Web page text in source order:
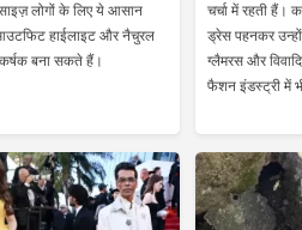
लोगों के लिए ये आसान
हाईलाइट और नैचुरल
बना सकते हैं।
चर्चा में रहती हैं।
ड्रेस पहनकर
ग्लैमरस और
फैशन इंडस्ट्री में